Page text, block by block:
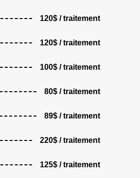
120$ / traitement
120$ / traitement
100$ / traitement
80$ / traitement
89$ / traitement
220$ / traitement
125$ / traitement